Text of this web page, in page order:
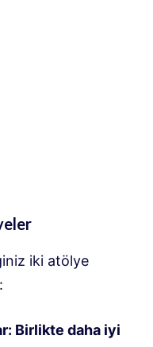
iki atölye
Birlikte daha iyi